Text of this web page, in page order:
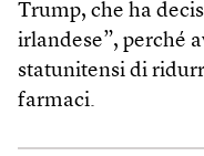
Trump, che ha
irlandese”, perché
statunitensi di
farmaci.